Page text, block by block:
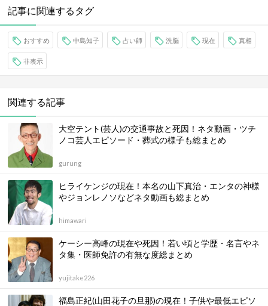
記事に関連するタグ
おすすめ 中島知子 占い師 洗脳 現在 真相
非表示
関連する記事
大空テント(芸人)の交通事故と死因！ネタ動画・ツチ
ノコ芸人エピソード・葬式の様子も総まとめ
gurung
ヒライケンジの現在！本名の山下真治・エンタの神様
やジョンレノソなどネタ動画も総まとめ
himawari
ケーシー高峰の現在や死因！若い頃と学歴・名言やネ
タ集・医師免許の有無な度総まとめ
yujitake226
福島正紀(山田花子の旦那)の現在！子供や最低エピソ